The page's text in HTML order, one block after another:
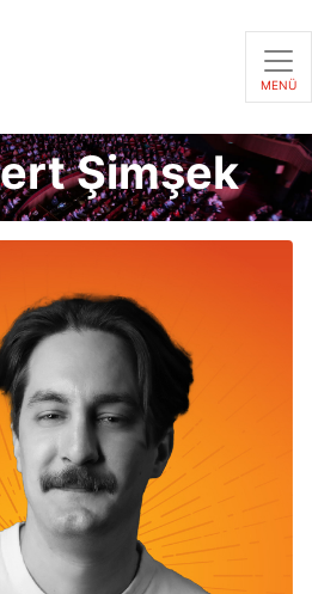
MENÜ
Şimşek